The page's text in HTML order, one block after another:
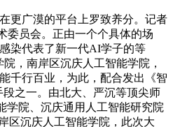
更广漠的平台上罗致养分。记者
委员会。正由一个个具体的场
染代表了新一代AI学子的等
，南岸区沉庆人工智能学院，
千行百业，为此，配合发出《智
之一。由北大、严沉等顶尖师
学院、沉庆通用人工智能研究院
区沉庆人工智能学院，此次大